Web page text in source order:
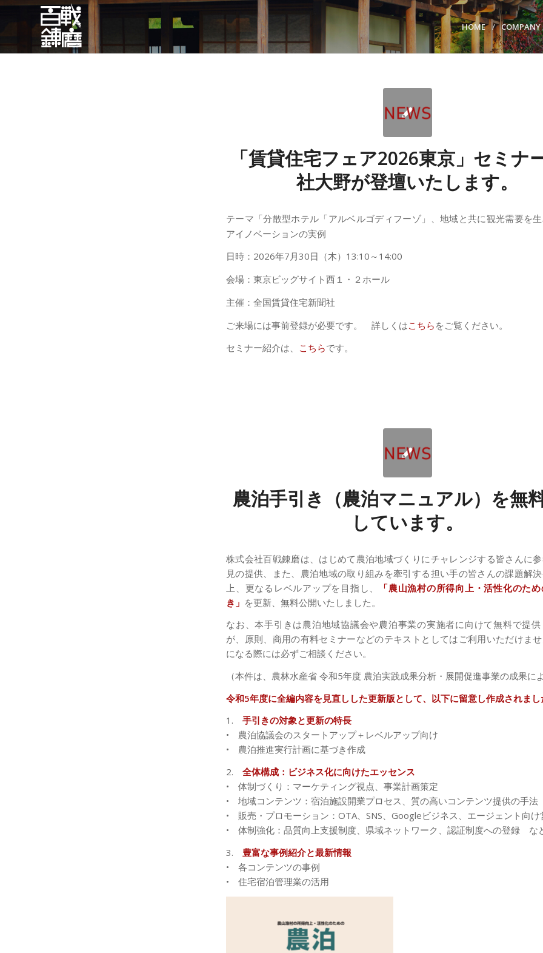
HOME COMPANY
「賃貸住宅フェア2026東京」セミナ
社大野が登壇いたします。
テーマ「分散型ホテル「アルベルゴディフーゾ」、地域と共に観光需要を
アイノベーションの実例
日時：2026年7月30日（木）13:10～14:00
会場：東京ビッグサイト西１・２ホール
主催：全国賃貸住宅新聞社
ご来場には事前登録が必要です。 詳しくはこちら をご覧ください。
セミナー紹介は、 こちらです。
農泊手引き（農泊マニュアル）を無
しています。
株式会社百戦錬磨は、はじめて農泊地域づくりにチャレンジする皆さんに
見の提供、また、農泊地域の取り組みを牽引する担い手の皆さんの課題解
上、更なるレベルアップを目指し、
「農山漁村の所得向上・活性化のた
き」 を更新、無料公開いたしました。
なお、本手引きは農泊地域協議会や農泊事業の実施者に向けて無料で提
が、原則、商用の有料セミナーなどのテキストとしてはご利用いただけま
になる際には必ずご相談ください。
（本件は、農林水産省 令和5年度 農泊実践成果分析・展開促進事業の成果に
令和5年度に全編内容を見直しした更新版として、以下に留意し作成されまし
1. 手引きの対象と更新の特長
• 農泊協議会のスタートアップ＋レベルアップ向け
• 農泊推進実行計画に基づき作成
2. 全体構成：ビジネス化に向けたエッセンス
• 体制づくり：マーケティング視点、事業計画策定
• 地域コンテンツ：宿泊施設開業プロセス、質の高いコンテンツ提供の手法
• 販売・プロモーション：OTA、SNS、Googleビジネス、エージェント向け
• 体制強化：品質向上支援制度、県域ネットワーク、認証制度への登録 な
3. 豊富な事例紹介と最新情報
• 各コンテンツの事例
• 住宅宿泊管理業の活用